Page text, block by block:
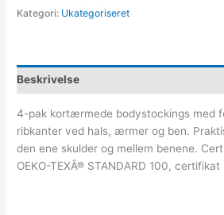
Kategori: Ukategoriseret
Beskrivelse
4-pak kortærmede bodystockings med
ribkanter ved hals, ærmer og ben.
den ene skulder og mellem benene.
OEKO-TEXÂ® STANDARD 100,